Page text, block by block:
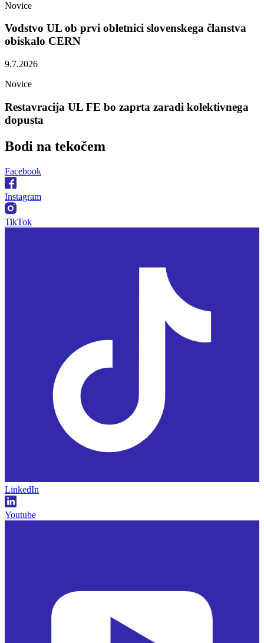
Novice
Vodstvo UL ob prvi obletnici slovenskega članstva
obiskalo CERN
9.7.2026
Novice
Restavracija UL FE bo zaprta zaradi kolektivnega
dopusta
Bodi na tekočem
Facebook
Instagram
TikTok
LinkedIn
Youtube